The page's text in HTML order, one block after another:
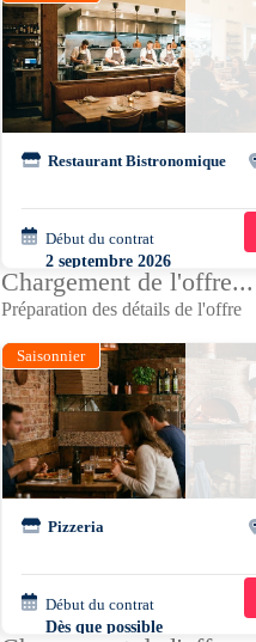
Restaurant Bistronomique
Début du contrat
2 septembre 2026
Chargement de l'offre...
Préparation des détails de l'offre
Saisonnier
Pizzeria
Début du contrat
Dès que possible